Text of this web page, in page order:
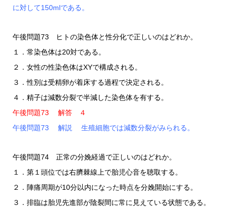
に対して150mlである。
午後問題73 ヒトの染色体と性分化で正しいのはどれか。
１．常染色体は20対である。
２．女性の性染色体はXYで構成される。
３．性別は受精卵が着床する過程で決定される。
４．精子は減数分裂で半減した染色体を有する。
午後問題73 解答 ４
午後問題73 解説 生殖細胞では減数分裂がみられる。
午後問題74 正常の分娩経過で正しいのはどれか。
１．第１頭位では右臍棘線上で胎児心音を聴取する。
２．陣痛周期が10分以内になった時点を分娩開始にする。
３．排臨は胎児先進部が陰裂間に常に見えている状態である。